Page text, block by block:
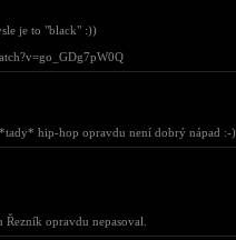
je to "black" :))
hip-hop opravdu není dobrý nápad :-)
opravdu nepasoval.